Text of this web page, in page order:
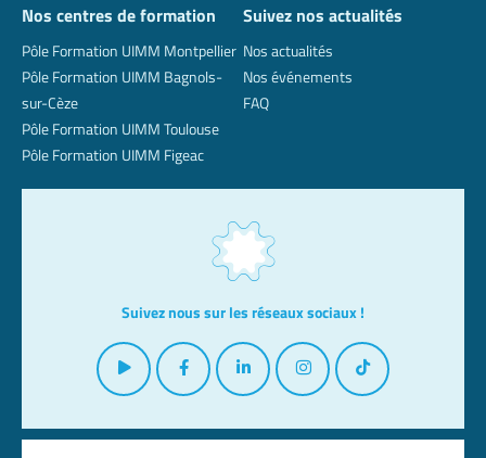
Nos centres de formation
Pôle Formation UIMM Montpellier
Pôle Formation UIMM Bagnols-
sur-Cèze
Pôle Formation UIMM Toulouse
Pôle Formation UIMM Figeac
Suivez nos actualités
Nos actualités
Nos événements
FAQ
Suivez nous sur les réseaux sociaux !